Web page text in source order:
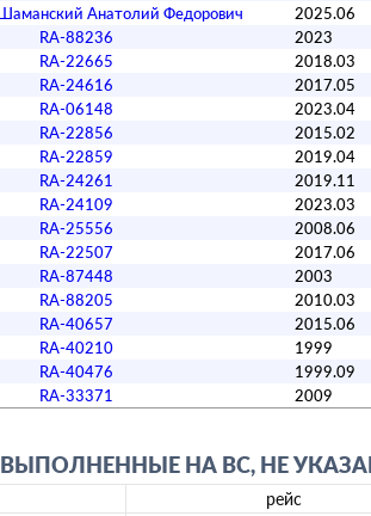
Анатолий Федорович 2025.06
RA-88236 2023
RA-22665 2018.03
RA-24616 2017.05
RA-06148 2023.04
RA-22856 2015.02
RA-22859 2019.04
RA-24261 2019.11
RA-24109 2023.03
RA-25556 2008.06
RA-22507 2017.06
RA-87448 2003
RA-88205 2010.03
RA-40657 2015.06
RA-40210 1999
RA-40476 1999.09
RA-33371 2009
НА ВС, НЕ
рейс